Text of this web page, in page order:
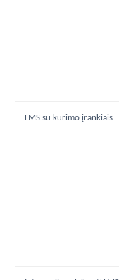
LMS su kūrimo įrankiais